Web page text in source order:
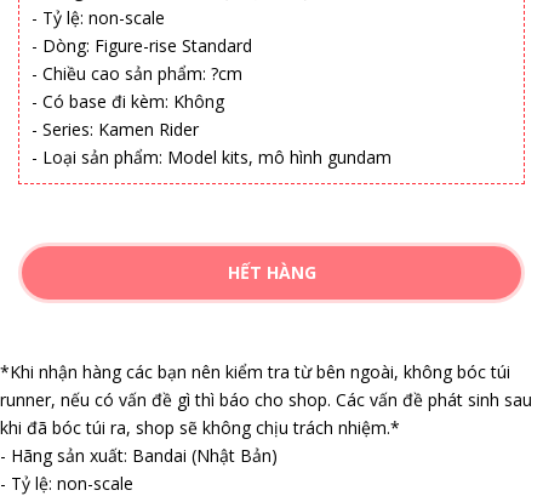
- Tỷ lệ: non-scale
- Dòng: Figure-rise Standard
- Chiều cao sản phẩm: ?cm
- Có base đi kèm: Không
- Series: Kamen Rider
- Loại sản phẩm: Model kits, mô hình gundam
HẾT HÀNG
*Khi nhận hàng các bạn nên kiểm tra từ bên ngoài, không bóc túi
runner, nếu có vấn đề gì thì báo cho shop. Các vấn đề phát sinh sau
khi đã bóc túi ra, shop sẽ không chịu trách nhiệm.*
- Hãng sản xuất: Bandai (Nhật Bản)
- Tỷ lệ: non-scale